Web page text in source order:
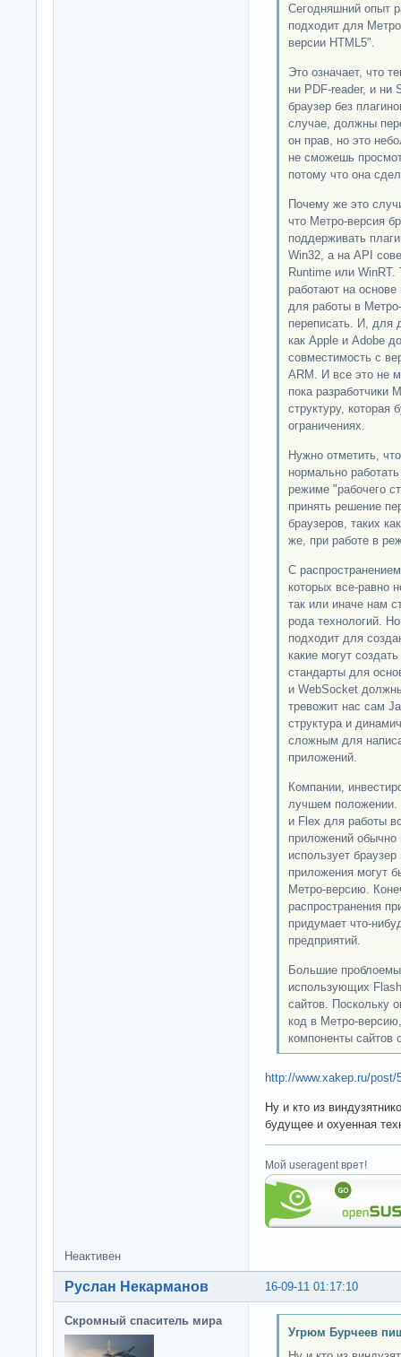
Сегодняшний опыт
подходит для
версии HTML5".
Это означает, что
ни PDF-reader, и ни
браузер без
случае, должны
он прав, но это
не сможешь
потому что она
Почему же это
что Метро-версия
поддерживать
Win32, а на API
Runtime или WinRT.
работают на основе
для работы в
переписать. И, для
как Apple и Adobe
совместимость с
ARM. И все это не
пока разработчики
структуру, которая
ограничениях.
Нужно отметить,
нормально
режиме "рабочего
принять решение
браузеров, таких
же, при работе в
С
которых все-равно
так или иначе нам
рода технологий.
подходит для
какие могут
стандарты для
и WebSocket
тревожит нас сам
структура и
сложным для
приложений.
Компании,
лучшем положении.
и Flex для работы
приложений обычно
использует
приложения могут
Метро-версию.
распространения
придумает что-
предприятий.
Большие
использующих
сайтов. Поскольку
код в Метро-
компоненты сайтов
http://www.xakep.ru/post/
Ну и кто из
будущее и охуенная
Мой useragent врет!
Неактивен
16-09-11 01:17:10
Руслан Некарманов
Скромный спаситель мира
Угрюм Бурчеев